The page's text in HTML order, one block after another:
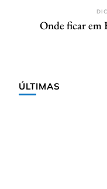
Onde ficar em
ÚLTIMAS